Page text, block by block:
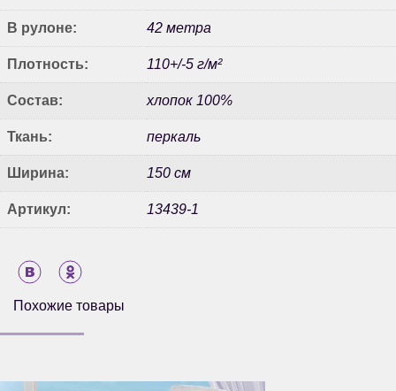
В рулоне: 42 метра
Плотность: 110+/-5 г/м²
Состав: хлопок 100%
Ткань: перкаль
Ширина: 150 см
Артикул: 13439-1
Похожие товары